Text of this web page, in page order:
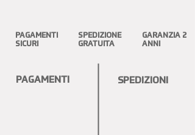
PAGAMENTI
SICURI
SPEDIZIONE
GRATUITA
GARANZIA 2
ANNI
PAGAMENTI SPEDIZIONI